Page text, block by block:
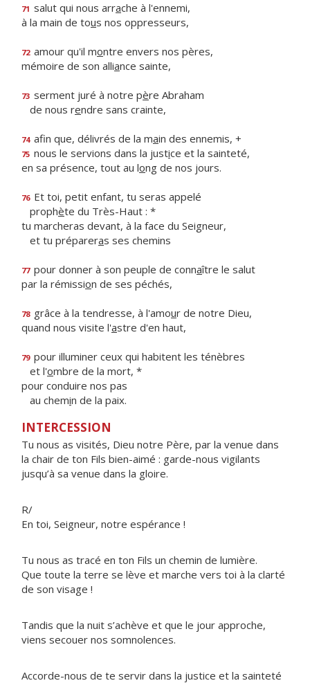
71 salut qui nous arrache à l'ennemi,
à la main de tous nos oppresseurs,
72 amour qu'il montre envers nos pères,
mémoire de son alliance sainte,
73 serment juré à notre père Abraham
de nous rendre sans crainte,
74 afin que, délivrés de la main des ennemis, +
75 nous le servions dans la justice et la sainteté,
en sa présence, tout au long de nos jours.
76 Et toi, petit enfant, tu seras appelé
prophète du Très-Haut : *
tu marcheras devant, à la face du Seigneur,
et tu prépareras ses chemins
77 pour donner à son peuple de connaître le salut
par la rémission de ses péchés,
78 grâce à la tendresse, à l'amour de notre Dieu,
quand nous visite l'astre d'en haut,
79 pour illuminer ceux qui habitent les ténèbres
et l'ombre de la mort, *
pour conduire nos pas
au chemin de la paix.
INTERCESSION
Tu nous as visités, Dieu notre Père, par la venue dans
la chair de ton Fils bien-aimé : garde-nous vigilants
jusqu’à sa venue dans la gloire.
R/
En toi, Seigneur, notre espérance !
Tu nous as tracé en ton Fils un chemin de lumière.
Que toute la terre se lève et marche vers toi à la clarté
de son visage !
Tandis que la nuit s’achève et que le jour approche,
viens secouer nos somnolences.
Accorde-nous de te servir dans la justice et la sainteté